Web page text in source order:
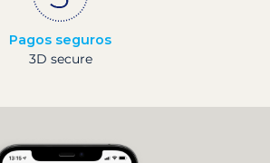
Pagos seguros
3D secure